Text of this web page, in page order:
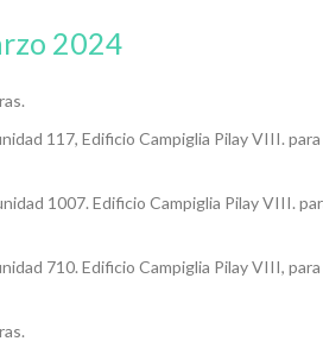
2024
117, Edificio Campiglia Pilay VIII.
1007. Edificio Campiglia Pilay VIII.
710. Edificio Campiglia Pilay VIII,